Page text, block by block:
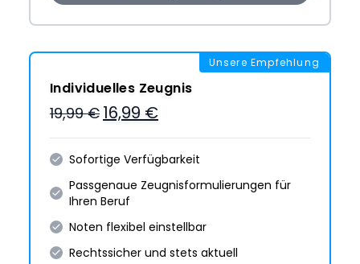
Unsere Empfehlung
Individuelles Zeugnis
19,99 € 16,99 €
Sofortige Verfügbarkeit
Passgenaue Zeugnis­formulie­rungen für
Ihren Beruf
Noten flexibel einstellbar
Rechtssicher und stets aktuell